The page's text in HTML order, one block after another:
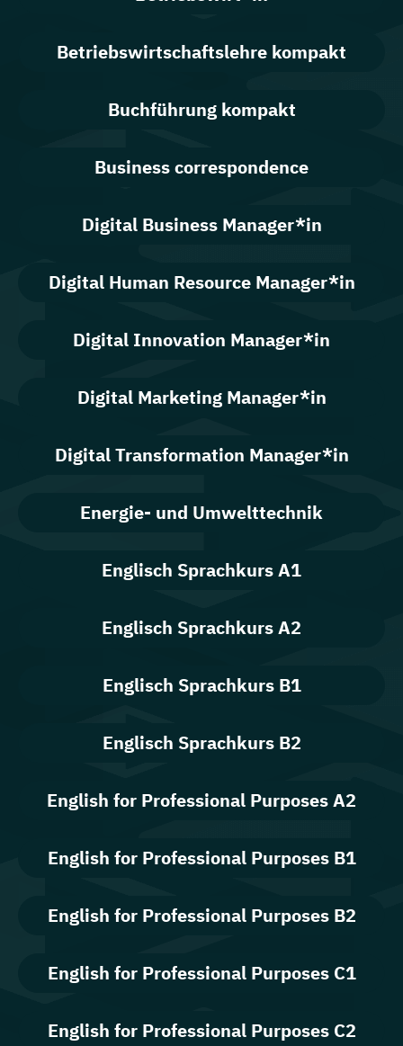
Betriebswirtschaftslehre kompakt
Buchführung kompakt
Business correspondence
Digital Business Manager*in
Digital Human Resource Manager*in
Digital Innovation Manager*in
Digital Marketing Manager*in
Digital Transformation Manager*in
Energie- und Umwelttechnik
Englisch Sprachkurs A1
Englisch Sprachkurs A2
Englisch Sprachkurs B1
Englisch Sprachkurs B2
English for Professional Purposes A2
English for Professional Purposes B1
English for Professional Purposes B2
English for Professional Purposes C1
English for Professional Purposes C2